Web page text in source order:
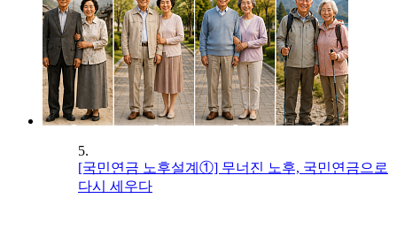
5.
[국민연금 노후설계①] 무너진 노후, 국민연금으로
다시 세우다